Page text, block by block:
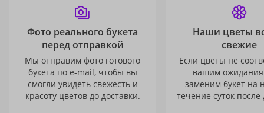
Фото реального букета
перед отправкой
Мы отправим фото готового
букета по e-mail, чтобы вы
смогли увидеть свежесть и
красоту цветов до доставки.
Наши цветы
свежие
Если цветы не
вашим
заменим букет на
течение суток после